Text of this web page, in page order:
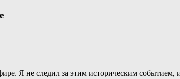
Я не следил за этим историческим